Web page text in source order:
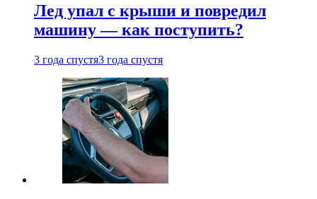
Лед упал с крыши и повредил
машину — как поступить?
3 года спустя3 года спустя